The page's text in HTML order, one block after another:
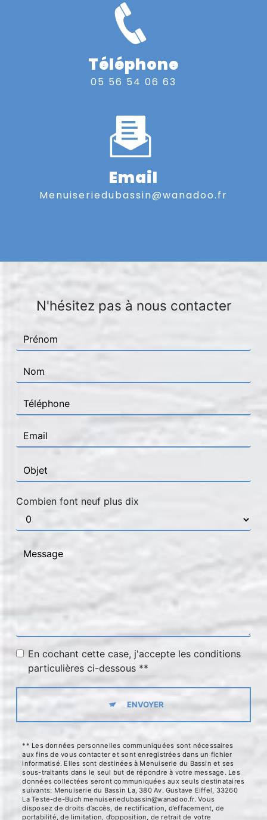
Téléphone
05 56 54 06 63
Email
menuiseriedubassin@wanadoo.fr
N'hésitez pas à nous contacter
Combien font neuf plus dix
En cochant cette case, j'accepte les conditions
particulières ci-dessous **
ENVOYER
** Les données personnelles communiquées sont nécessaires
aux fins de vous contacter et sont enregistrées dans un fichier
informatisé. Elles sont destinées à Menuiserie du Bassin et ses
sous-traitants dans le seul but de répondre à votre message. Les
données collectées seront communiquées aux seuls destinataires
suivants: Menuiserie du Bassin La, 380 Av. Gustave Eiffel, 33260
La Teste-de-Buch menuiseriedubassin@wanadoo.fr. Vous
disposez de droits d’accès, de rectification, d’effacement, de
portabilité, de limitation, d’opposition, de retrait de votre